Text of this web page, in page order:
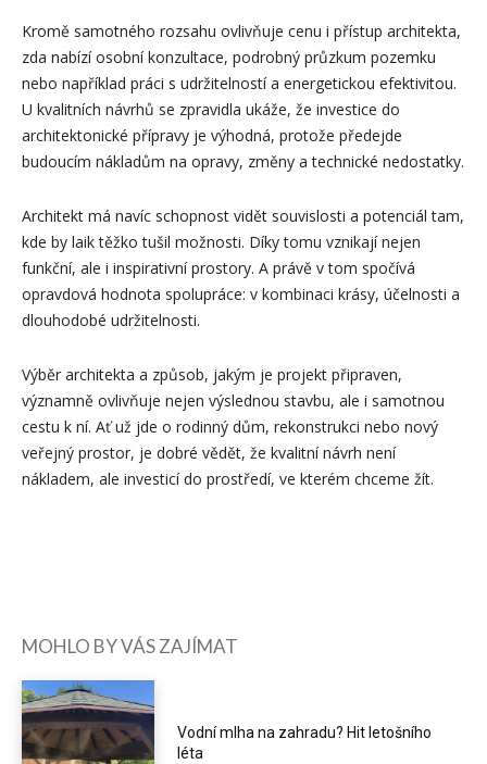
Kromě samotného rozsahu ovlivňuje cenu i přístup architekta,
zda nabízí osobní konzultace, podrobný průzkum pozemku
nebo například práci s udržitelností a energetickou efektivitou.
U kvalitních návrhů se zpravidla ukáže, že investice do
architektonické přípravy je výhodná, protože předejde
budoucím nákladům na opravy, změny a technické nedostatky.
Architekt má navíc schopnost vidět souvislosti a potenciál tam,
kde by laik těžko tušil možnosti. Díky tomu vznikají nejen
funkční, ale i inspirativní prostory. A právě v tom spočívá
opravdová hodnota spolupráce: v kombinaci krásy, účelnosti a
dlouhodobé udržitelnosti.
Výběr architekta a způsob, jakým je projekt připraven,
významně ovlivňuje nejen výslednou stavbu, ale i samotnou
cestu k ní. Ať už jde o rodinný dům, rekonstrukci nebo nový
veřejný prostor, je dobré vědět, že kvalitní návrh není
nákladem, ale investicí do prostředí, ve kterém chceme žít.
MOHLO BY VÁS ZAJÍMAT
Vodní mlha na zahradu? Hit letošního
léta